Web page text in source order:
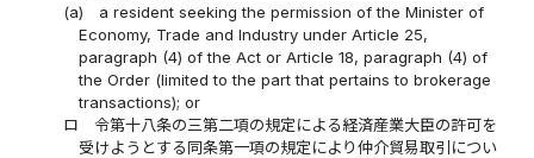
(a)
a resident seeking the permission of the Minister of
Economy, Trade and Industry under Article 25,
paragraph (4) of the Act or Article 18, paragraph (4) of
the Order (limited to the part that pertains to brokerage
transactions); or
ロ
令第十八条の三第二項の規定による経済産業大臣の許可を
受けようとする同条第一項の規定により仲介貿易取引につい